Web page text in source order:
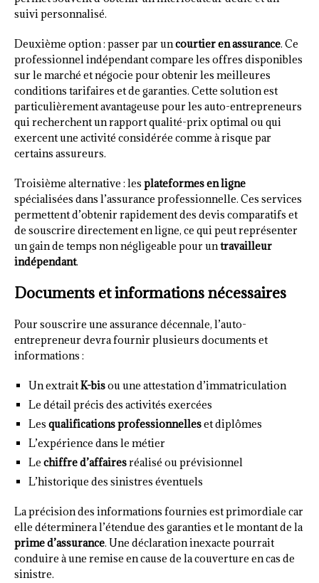
suivi personnalisé.
Deuxième option : passer par uncourtier en assurance. Ce
professionnel indépendant compare les offres disponibles
sur le marché et négocie pour obtenir les meilleures
conditions tarifaires et de garanties. Cette solution est
particulièrement avantageuse pour les auto-entrepreneurs
qui recherchent un rapport qualité-prix optimal ou qui
exercent une activité considérée comme à risque par
certains assureurs.
Troisième alternative : les plateformes en ligne
spécialisées dans l’assurance professionnelle. Ces services
permettent d’obtenir rapidement des devis comparatifs et
de souscrire directement en ligne, ce qui peut représenter
un gain de temps non négligeable pour untravailleur
indépendant.
Documents et informations nécessaires
Pour souscrire une assurance décennale, l’auto-
entrepreneur devra fournir plusieurs documents et
informations :
Un extraitK-bisou une attestation d’immatriculation
Le détail précis des activités exercées
Les qualifications professionnelleset diplômes
L’expérience dans le métier
Le chiffre d’affairesréalisé ou prévisionnel
L’historique des sinistres éventuels
La précision des informations fournies est primordiale car
elle déterminera l’étendue des garanties et le montant de la
prime d’assurance. Une déclaration inexacte pourrait
conduire à une remise en cause de la couverture en cas de
sinistre.